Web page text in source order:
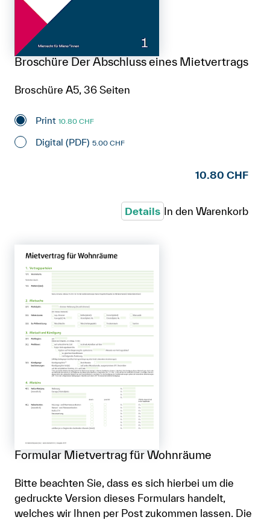
Broschüre Der Abschluss eines Mietvertrags
Broschüre A5, 36 Seiten
Print 10.80 CHF
Digital (PDF) 5.00 CHF
10.80 CHF
Details In den Warenkorb
Formular Mietvertrag für Wohnräume
Bitte beachten Sie, dass es sich hierbei um die
gedruckte Version dieses Formulars handelt,
welches wir Ihnen per Post zukommen lassen. Die